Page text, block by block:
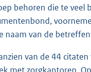
behoren die te veel
naam van de
van de 44